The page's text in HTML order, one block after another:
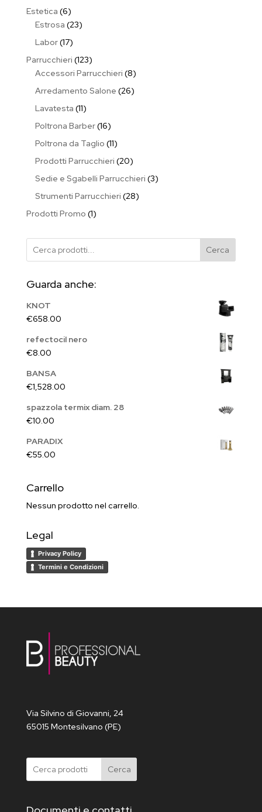
prodotti
Estetica 66
prodotti
Estrosa 2323
Labor 1717
prodotti
Parrucchieri 123123
prodotti
Accessori Parrucchieri 88
prodotti
Arredamento Salone 2626
Lavatesta 1111
prodotti
Poltrona Barber 1616
prodotti
Poltrona da Taglio 1111
prodotti
Prodotti Parrucchieri 2020
prodotti
Sedie e Sgabelli Parrucchieri 33
Strumenti Parrucchieri 2828
Prodotti Promo 11
Cerca
Guarda anche:
KNOT
€658.00
refectocil nero
€8.00
BANSA
€1,528.00
spazzola termix diam. 28
€10.00
PARADIX
€55.00
Carrello
Nessun prodotto nel carrello.
Legal
Privacy Policy
Termini e Condizioni
Via Silvino di Giovanni, 24
65015 Montesilvano (PE)
Cerca